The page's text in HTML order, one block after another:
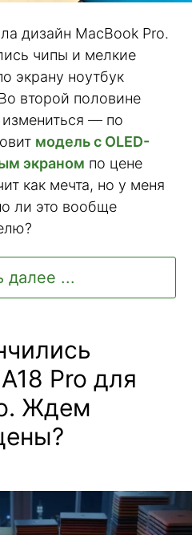
дизайн MacBook Pro.
чипы и мелкие
экрану ноутбук
второй половине
— по
модель с OLED-
экраном по цене
как мечта, но у меня
ли это вообще
далее ...
Pro для
Ждем